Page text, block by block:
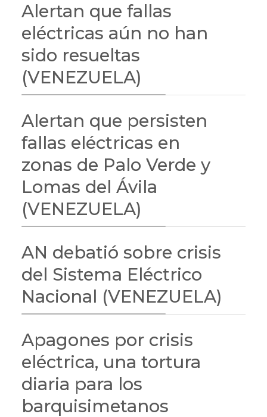
Alertan que fallas
eléctricas aún no han
sido resueltas
(VENEZUELA)
Alertan que persisten
fallas eléctricas en
zonas de Palo Verde y
Lomas del Ávila
(VENEZUELA)
AN debatió sobre crisis
del Sistema Eléctrico
Nacional (VENEZUELA)
Apagones por crisis
eléctrica, una tortura
diaria para los
barquisimetanos